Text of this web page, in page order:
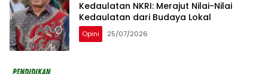
Kedaulatan NKRI: Merajut Nilai-Nilai
Kedaulatan dari Budaya Lokal
Opini 25/07/2026